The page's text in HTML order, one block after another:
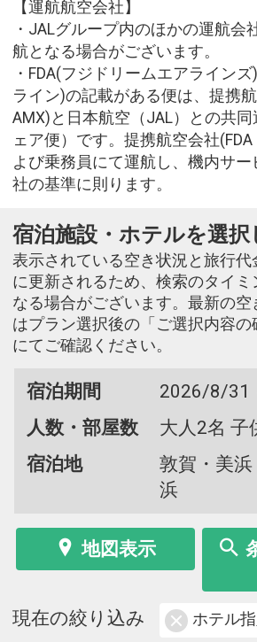
【運航航空会社】
・JALグループ内のほかの運航会
航となる場合がございます。
・FDA(フジドリームエアライン
ライン)の記載がある便は、提携航
AMX)と日本航空（JAL）との共
ェア便）です。提携航空会社
よび乗務員にて運航し、機内サ
社の基準に則ります。
宿泊施設・ホテルを選
表示されている空き状況と旅行代
に更新されるため、検索のタイミ
なる場合がございます。最新の
はプラン選択後の「ご選択内容
にてご確認ください。
宿泊期間
2026/8/31
人数・部屋数
大人2名 子
宿泊地
敦賀・美
浜
地図表示
現在の絞り込み ホテル